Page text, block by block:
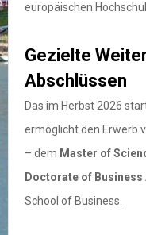
europäischen
Gezielte
Abschlüssen
Das im Herbst 2026
ermöglicht den Erwerb
– dem Master of
Doctorate of
School of Business.